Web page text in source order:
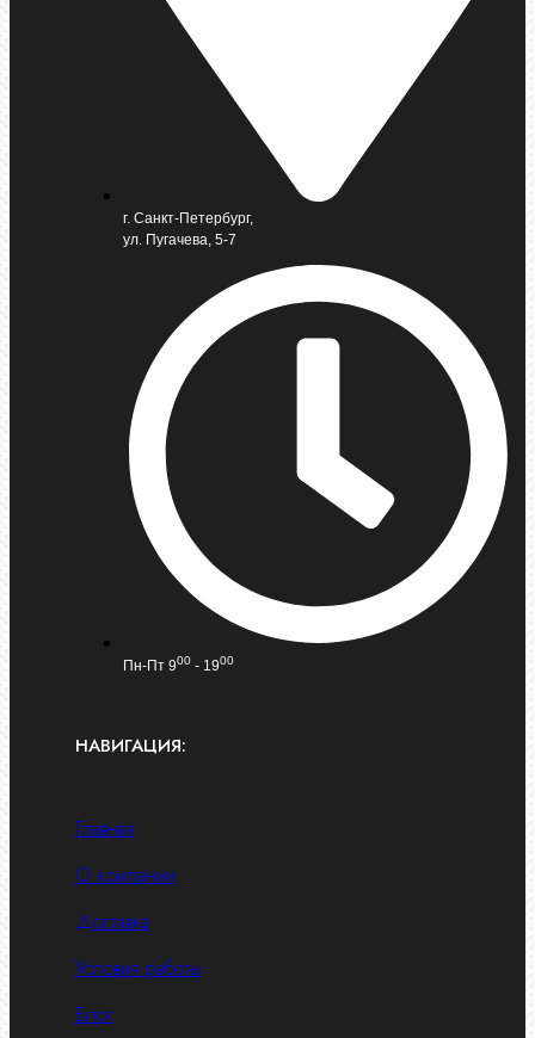
г. Санкт-Петербург,
ул. Пугачева, 5-7
Пн-Пт 900 - 1900
НАВИГАЦИЯ:
Главная
О компании
Доставка
Условия работы
Блог